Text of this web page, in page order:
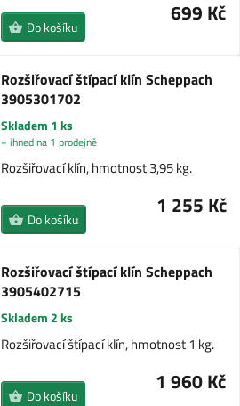
699 Kč
Do košíku
Rozšiřovací štípací klín Scheppach
3905301702
Skladem 1 ks
+ ihned na 1 prodejně
Rozšiřovací klín, hmotnost 3,95 kg.
1 255 Kč
Do košíku
Rozšiřovací štípací klín Scheppach
3905402715
Skladem 2 ks
Rozšiřovací štípací klín, hmotnost 1 kg.
1 960 Kč
Do košíku